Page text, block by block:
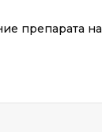
препарата